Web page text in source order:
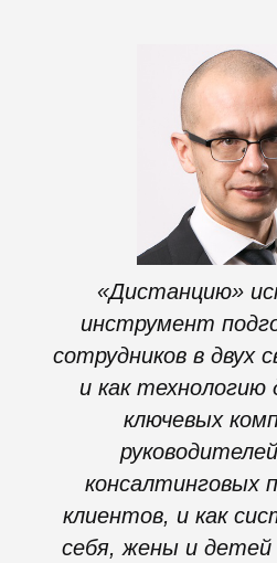
«Дистанцию»
инструмент
сотрудников в двух
и как технологию
ключевых
консалтинговых
клиентов, и как
себя, жены и детей